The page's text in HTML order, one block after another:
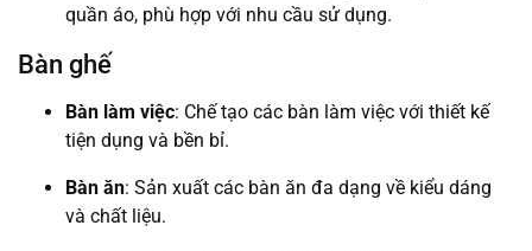
quần áo, phù hợp với nhu cầu sử dụng.
Bàn ghế
Bàn làm việc: Chế tạo các bàn làm việc với thiết kế
tiện dụng và bền bỉ.
Bàn ăn: Sản xuất các bàn ăn đa dạng về kiểu dáng
và chất liệu.